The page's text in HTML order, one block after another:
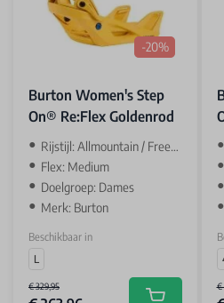
-20%
Burton Women's Step
On® Re:Flex Goldenrod
Rijstijl: Allmountain / Freestyle
Flex: Medium
Doelgroep: Dames
Merk: Burton
Beschikbaar in
L
€ 329,95 €